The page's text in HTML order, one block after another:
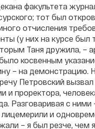
факультета
тот был
отчисления
(у них на курсе был
Таня дружила, –
косвенным
– на демонстрацию.
Петровский вызвал
и проректора,
Разговаривая с ними
и
– я был резче, чем